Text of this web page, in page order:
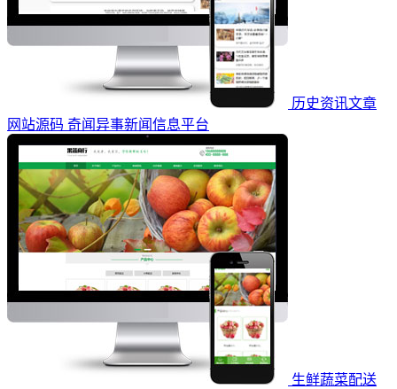
历史资讯文章
网站源码 奇闻异事新闻信息平台
生鲜蔬菜配送